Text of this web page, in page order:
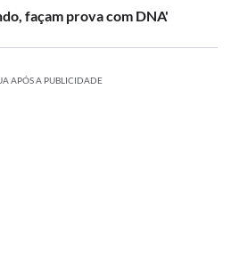
façam prova com DNA'
APÓS A PUBLICIDADE